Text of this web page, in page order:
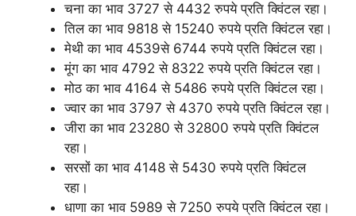
चना का भाव 3727 से 4432 रुपये प्रति क्विंटल रहा।
तिल का भाव 9818 से 15240 रुपये प्रति क्विंटल रहा।
मेथी का भाव 4539से 6744 रुपये प्रति क्विंटल रहा।
मूंग का भाव 4792 से 8322 रुपये प्रति क्विंटल रहा।
मोठ का भाव 4164 से 5486 रुपये प्रति क्विंटल रहा।
ज्वार का भाव 3797 से 4370 रुपये प्रति क्विंटल रहा।
जीरा का भाव 23280 से 32800 रुपये प्रति क्विंटल
रहा।
सरसों का भाव 4148 से 5430 रुपये प्रति क्विंटल
रहा।
धाणा का भाव 5989 से 7250 रुपये प्रति क्विंटल रहा।